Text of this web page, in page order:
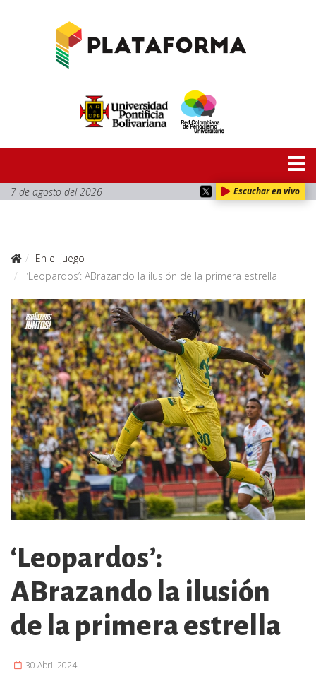
7 de agosto del 2026 Escuchar en vivo
En el juego
‘Leopardos’: ABrazando la ilusión de la primera estrella
‘Leopardos’:
ABrazando la ilusión
de la primera estrella
30 Abril 2024